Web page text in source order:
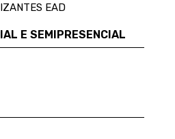
EAD
E SEMIPRESENCIAL